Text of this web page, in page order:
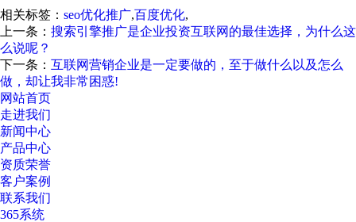
相关标签： seo优化推广,百度优化,
上一条： 搜索引擎推广是企业投资互联网的最佳选择，为什么这
么说呢？
下一条： 互联网营销企业是一定要做的，至于做什么以及怎么
做，却让我非常困惑!
网站首页
走进我们
新闻中心
产品中心
资质荣誉
客户案例
联系我们
365系统